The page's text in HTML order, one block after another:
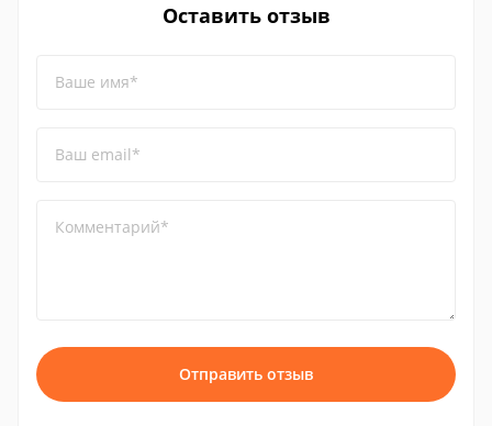
Оставить отзыв
Ваше имя*
Ваш email*
Комментарий*
Отправить отзыв